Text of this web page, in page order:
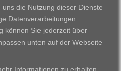
Bildungsangebot
Ausbildung
die Nutzung dieser Dienste
Datenverarbeitungen
können Sie jederzeit über
unten auf der Webseite